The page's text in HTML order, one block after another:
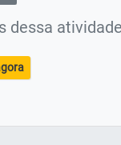
dessa